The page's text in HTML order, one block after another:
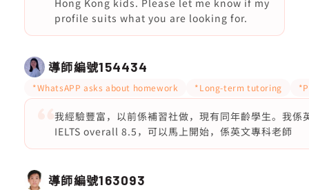
Hong Kong kids. Please let me know if my
profile suits what you are looking for.
導師編號154434
*WhatsAPP asks about homework *Long-term tutoring
我經驗豐富，以前係補習社做，現有同年齡學生。我
IELTS overall 8.5，可以馬上開始，係英文專科老師
導師編號163093